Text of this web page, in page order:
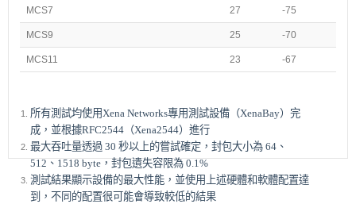
MCS7 27 -75
MCS9 25 -70
MCS11 23 -67
所有測試均使用Xena Networks專用測試設備（XenaBay）完
成，並根據RFC2544（Xena2544）進行
最大吞吐量透過 30 秒以上的嘗試確定，封包大小為 64、
512、1518 byte，封包遺失容限為 0.1%
測試結果顯示設備的最大性能，並使用上述硬體和軟體配置達
到，不同的配置很可能會導致較低的結果